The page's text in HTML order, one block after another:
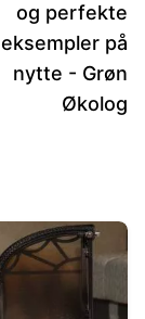
og perfekte
eksempler på
nytte - Grøn
Økolog